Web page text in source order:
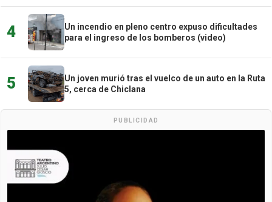
4
Un incendio en pleno centro expuso dificultades
para el ingreso de los bomberos (video)
5
Un joven murió tras el vuelco de un auto en la Ruta
5, cerca de Chiclana
PUBLICIDAD